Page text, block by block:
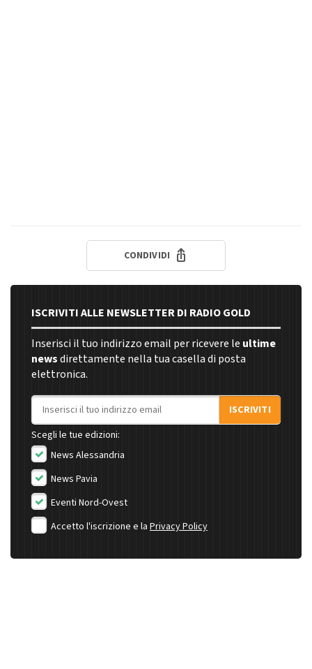
CONDIVIDI
ISCRIVITI ALLE NEWSLETTER DI RADIO GOLD
Inserisci il tuo indirizzo email per ricevere le ultime
newsdirettamente nella tua casella di posta
elettronica.
Indirizzo email
ISCRIVITI
Scegli le tue edizioni:
News Alessandria
News Pavia
Eventi Nord-Ovest
Accetto l'iscrizione e la Privacy Policy